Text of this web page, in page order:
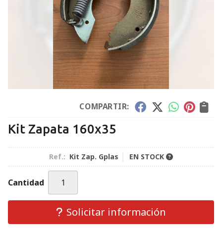
COMPARTIR:
Kit Zapata 160x35
Ref.: Kit Zap. Gplas EN STOCK
Cantidad
Solicitar información